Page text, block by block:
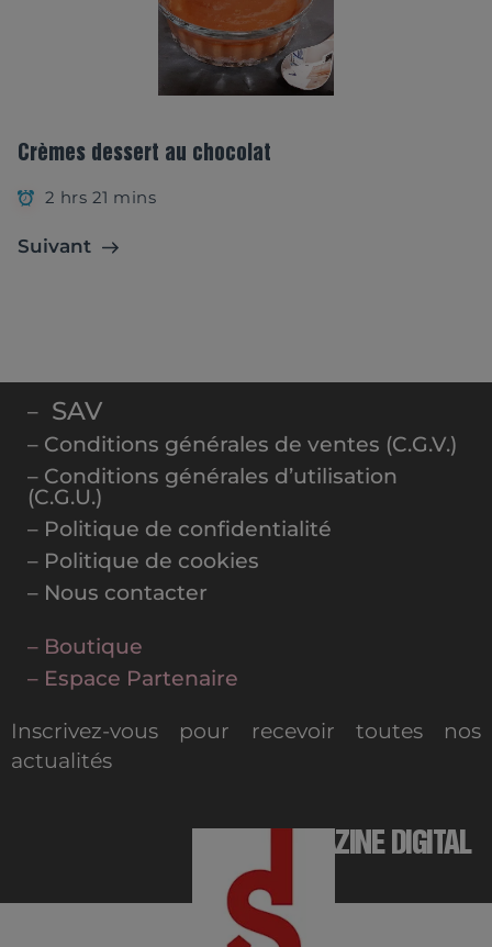
Crèmes dessert au chocolat
2 hrs 21 mins
Suivant
– SAV
– Conditions générales de ventes (C.G.V.)
– Conditions générales d’utilisation
(C.G.U.)
– Politique de confidentialité
– Politique de cookies
– Nous contacter
– Boutique
– Espace Partenaire
Inscrivez-vous pour recevoir toutes nos
actualités
MAGAZINE DIGITAL